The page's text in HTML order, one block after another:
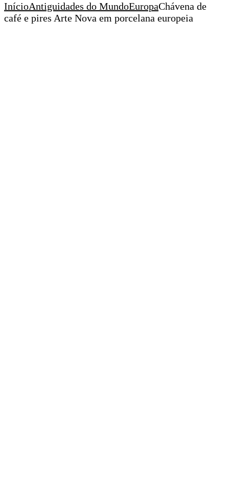
InícioAntiguidades do MundoEuropaChávena de
café e pires Arte Nova em porcelana europeia